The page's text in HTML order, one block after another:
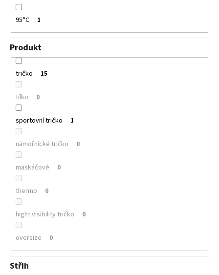
95°C 1
Produkt
tričko 15
tílko 0
sportovní tričko 1
námořnické tričko 0
maskáčové 0
thermo 0
hight visibility tričko 0
oversize 0
Střih